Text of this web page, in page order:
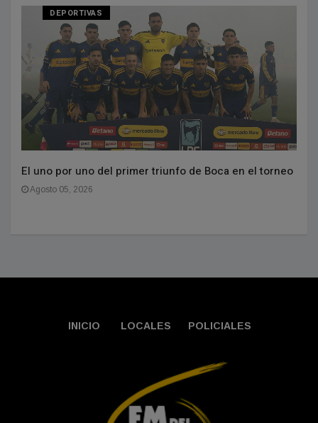
DEPORTIVAS
El uno por uno del primer triunfo de Boca en el torneo
Agosto 05, 2026
INICIO LOCALES POLICIALES